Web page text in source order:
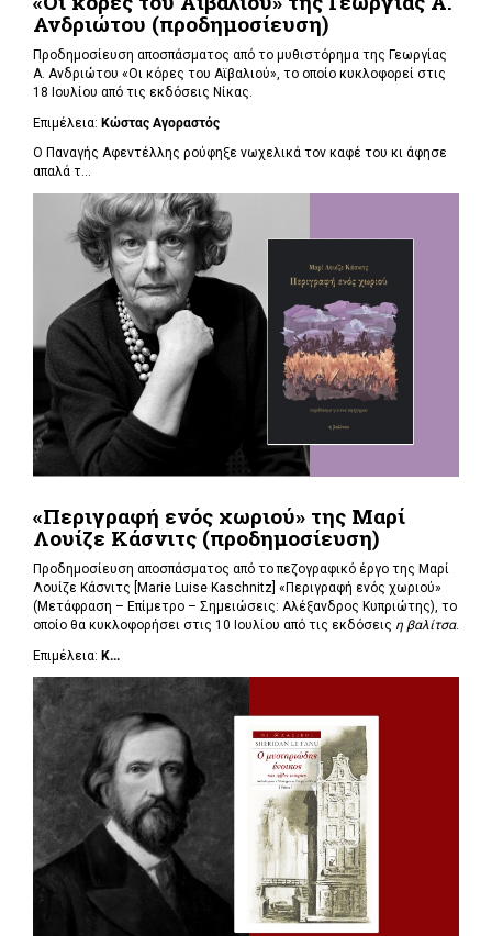
Ανδριώτου (προδημοσίευση)
Προδημοσίευση αποσπάσματος από το μυθιστόρημα της Γεωργίας
Α. Ανδριώτου «Οι κόρες του Αϊβαλιού», το οποίο κυκλοφορεί στις
18 Ιουλίου από τις εκδόσεις Νίκας.
Επιμέλεια: Κώστας Αγοραστός
Ο Παναγής Αφεντέλλης ρούφηξε νωχελικά τον καφέ του κι άφησε
απαλά τ...
«Περιγραφή ενός χωριού» της Μαρί
Λουίζε Κάσνιτς (προδημοσίευση)
Προδημοσίευση αποσπάσματος από το πεζογραφικό έργο της Μαρί
Λουίζε Κάσνιτς [Marie Luise Kaschnitz] «Περιγραφή ενός χωριού»
(Μετάφραση – Επίμετρο – Σημειώσεις: Αλέξανδρος Κυπριώτης), το
οποίο θα κυκλοφορήσει στις 10 Ιουλίου από τις εκδόσεις η βαλίτσα.
Επιμέλεια: Κ...